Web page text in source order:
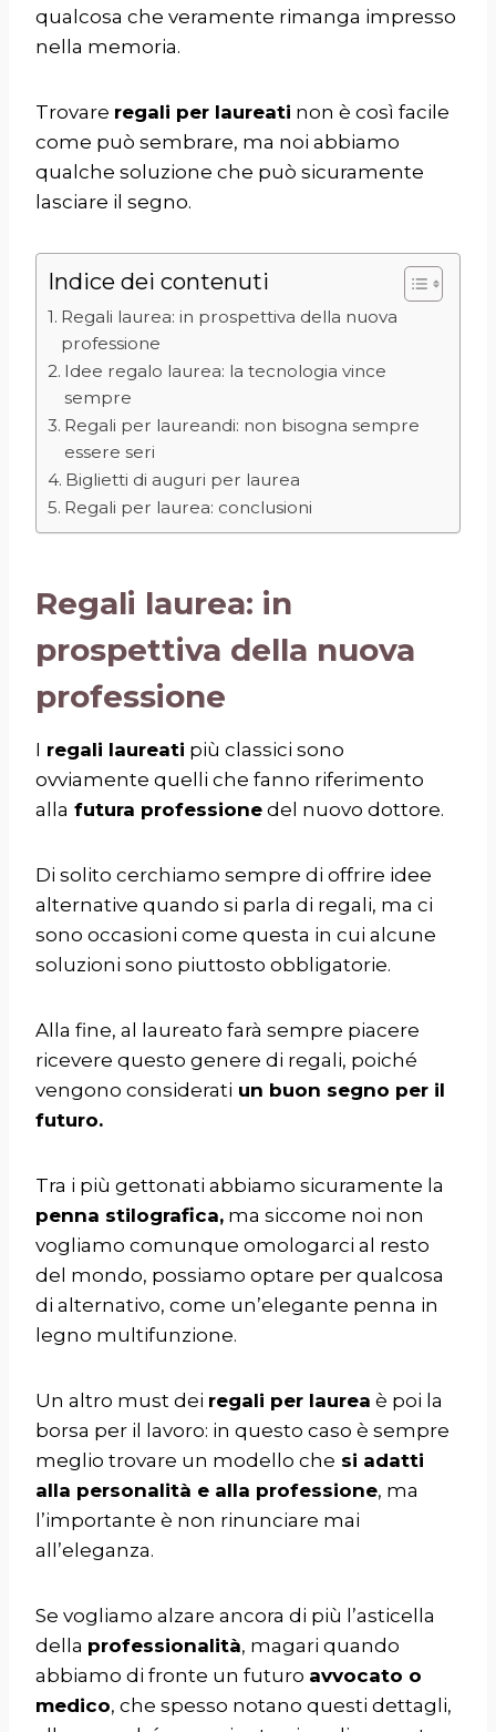
qualcosa che veramente rimanga impresso
nella memoria.
Trovare regali per laureati non è così facile
come può sembrare, ma noi abbiamo
qualche soluzione che può sicuramente
lasciare il segno.
Indice dei contenuti
Regali laurea: in prospettiva della nuova
professione
Idee regalo laurea: la tecnologia vince
sempre
Regali per laureandi: non bisogna sempre
essere seri
Biglietti di auguri per laurea
Regali per laurea: conclusioni
Regali laurea: in
prospettiva della nuova
professione
I regali laureati più classici sono
ovviamente quelli che fanno riferimento
alla futura professione del nuovo dottore.
Di solito cerchiamo sempre di offrire idee
alternative quando si parla di regali, ma ci
sono occasioni come questa in cui alcune
soluzioni sono piuttosto obbligatorie.
Alla fine, al laureato farà sempre piacere
ricevere questo genere di regali, poiché
vengono considerati un buon segno per il
futuro.
Tra i più gettonati abbiamo sicuramente la
penna stilografica, ma siccome noi non
vogliamo comunque omologarci al resto
del mondo, possiamo optare per qualcosa
di alternativo, come un’elegante penna in
legno multifunzione.
Un altro must dei regali per laurea è poi la
borsa per il lavoro: in questo caso è sempre
meglio trovare un modello che si adatti
alla personalità e alla professione, ma
l’importante è non rinunciare mai
all’eleganza.
Se vogliamo alzare ancora di più l’asticella
della professionalità, magari quando
abbiamo di fronte un futuro avvocato o
medico, che spesso notano questi dettagli,